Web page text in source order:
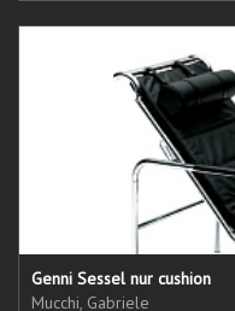
Genni Sessel nur cushion
Mucchi, Gabriele